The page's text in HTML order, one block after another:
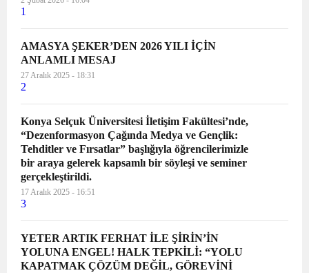
después de...
1
AMASYA ŞEKER’DEN 2026 YILI İÇİN
ANLAMLI MESAJ
27 Aralık 2025 - 18:31
2
Konya Selçuk Üniversitesi İletişim Fakültesi’nde,
“Dezenformasyon Çağında Medya ve Gençlik:
Tehditler ve Fırsatlar” başlığıyla öğrencilerimizle
bir araya gelerek kapsamlı bir söyleşi ve seminer
gerçekleştirildi.
17 Aralık 2025 - 16:51
3
YETER ARTIK FERHAT İLE ŞİRİN’İN
YOLUNA ENGEL! HALK TEPKİLİ: “YOLU
KAPATMAK ÇÖZÜM DEĞİL, GÖREVİNİ